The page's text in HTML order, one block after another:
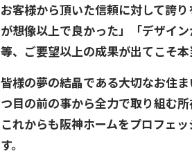
お客様から頂いた信頼に対して誇
が想像以上で良かった」「デザイ
等、ご要望以上の成果が出てこそ
皆様の夢の結晶である大切なお住
つ目の前の事から全力で取り組む
これからも阪神ホームをプロフェ
す。